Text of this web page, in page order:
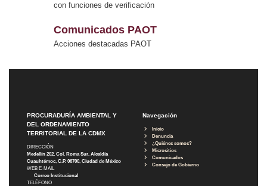
con funciones de verificación
Comunicados PAOT
Acciones destacadas PAOT
PROCURADURÍA AMBIENTAL Y
DEL ORDENAMIENTO
TERRITORIAL DE LA CDMX
DIRECCIÓN
Medellín 202, Col. Roma Sur, Alcaldía
Cuauhtémoc, C.P. 06700, Ciudad de México
WEB E-MAIL
Correo Institucional
TELÉFONO
Navegación
Inicio
Denuncia
¿Quiénes somos?
Micrositios
Comunicados
Consejo de Gobierno